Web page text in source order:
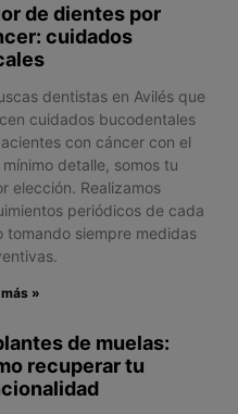
de dientes por
cuidados
dentistas en Avilés que
cuidados bucodentales
con cáncer con el
mínimo detalle, somos tu
elección. Realizamos
periódicos de cada
tomando siempre medidas
»
de muelas:
recuperar tu